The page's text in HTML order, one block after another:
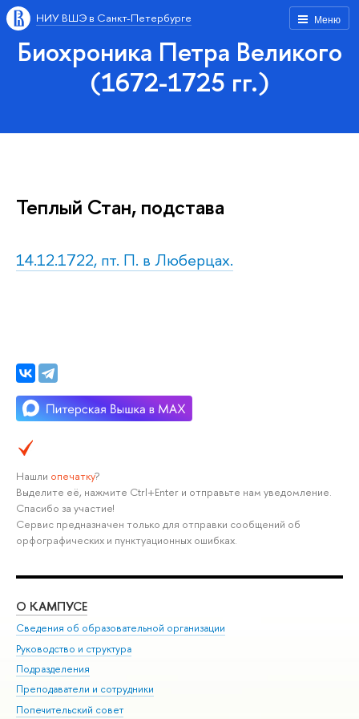
Меню
НИУ ВШЭ в Санкт-Петербурге
Биохроника Петра Великого
(1672-1725 гг.)
Теплый Стан, подстава
14.12.1722, пт. П. в Люберцах.
Нашли опечатку?
Выделите её, нажмите Ctrl+Enter и отправьте нам уведомление.
Спасибо за участие!
Сервис предназначен только для отправки сообщений об
орфографических и пунктуационных ошибках.
О КАМПУСЕ
Сведения об образовательной организации
Руководство и структура
Подразделения
Преподаватели и сотрудники
Попечительский совет